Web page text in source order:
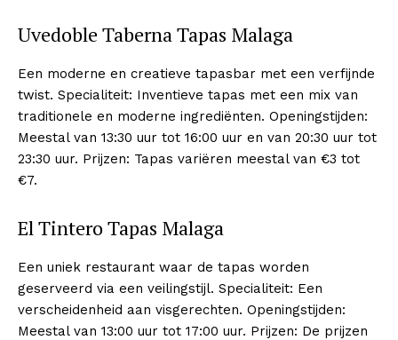
Uvedoble Taberna Tapas Malaga
Een moderne en creatieve tapasbar met een verfijnde
twist. Specialiteit: Inventieve tapas met een mix van
traditionele en moderne ingrediënten. Openingstijden:
Meestal van 13:30 uur tot 16:00 uur en van 20:30 uur tot
23:30 uur. Prijzen: Tapas variëren meestal van €3 tot
€7.
El Tintero Tapas Malaga
Een uniek restaurant waar de tapas worden
geserveerd via een veilingstijl. Specialiteit: Een
verscheidenheid aan visgerechten. Openingstijden:
Meestal van 13:00 uur tot 17:00 uur. Prijzen: De prijzen